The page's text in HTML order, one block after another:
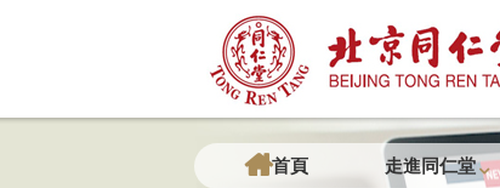
首頁 走進同仁堂